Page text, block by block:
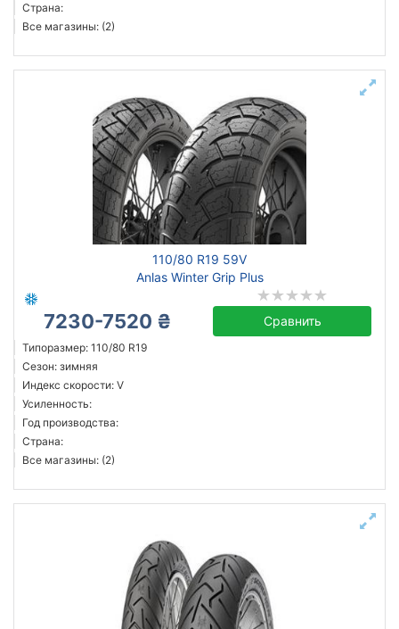
Страна:
Все магазины: (2)
110/80 R19 59V
Anlas Winter Grip Plus
7230-7520 ₴ Сравнить
Типоразмер: 110/80 R19
Сезон: зимняя
Индекс скорости: V
Усиленность:
Год производства:
Страна:
Все магазины: (2)